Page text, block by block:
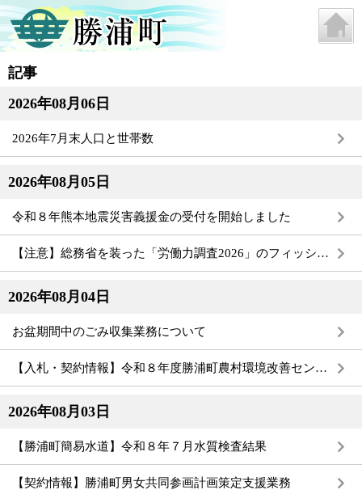
記事
2026年08月06日
2026年7月末人口と世帯数
2026年08月05日
令和８年熊本地震災害義援金の受付を開始しました
【注意】総務省を装った「労働力調査2026」のフィッシングメールが急増しています
2026年08月04日
お盆期間中のごみ収集業務について
【入札・契約情報】令和８年度勝浦町農村環境改善センター長寿命化改修工事設計業務
2026年08月03日
【勝浦町簡易水道】令和８年７月水質検査結果
【契約情報】勝浦町男女共同参画計画策定支援業務